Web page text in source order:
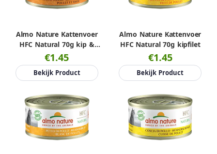
Almo Nature Kattenvoer
HFC Natural 70g kip &
tonijn
€1.45
Bekijk Product
Almo Nature Kattenvoer
HFC Natural 70g kipfilet
€1.45
Bekijk Product